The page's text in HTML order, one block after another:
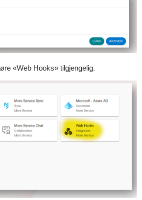
«Web Hooks» tilgjengelig.